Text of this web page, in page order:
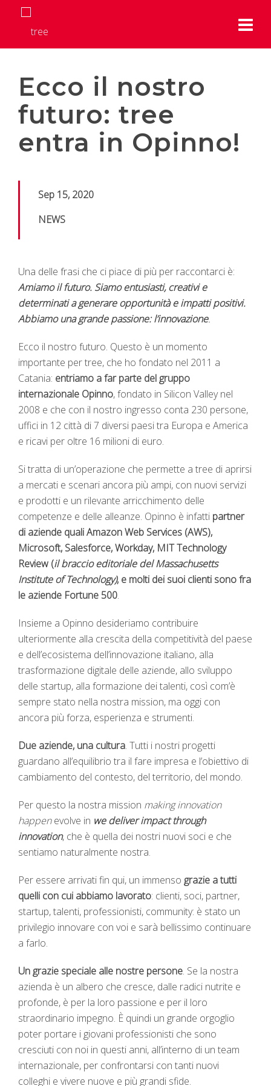
Ecco il nostro
futuro: tree
entra in Opinno!
Sep 15, 2020
NEWS
Una delle frasi che ci piace di più per raccontarci è:
Amiamo il futuro. Siamo entusiasti, creativi e
determinati a generare opportunità e impatti positivi.
Abbiamo una grande passione: l’innovazione.
Ecco il nostro futuro. Questo è un momento
importante per tree, che ho fondato nel 2011 a
Catania: entriamo a far parte del gruppo
internazionale Opinno, fondato in Silicon Valley nel
2008 e che con il nostro ingresso conta 230 persone,
uffici in 12 città di 7 diversi paesi tra Europa e America
e ricavi per oltre 16 milioni di euro.
Si tratta di un’operazione che permette a tree di aprirsi
a mercati e scenari ancora più ampi, con nuovi servizi
e prodotti e un rilevante arricchimento delle
competenze e delle alleanze. Opinno è infatti partner
di aziende quali Amazon Web Services (AWS),
Microsoft, Salesforce, Workday, MIT Technology
Review (il braccio editoriale del Massachusetts
Institute of Technology), e molti dei suoi clienti sono fra
le aziende Fortune 500.
Insieme a Opinno desideriamo contribuire
ulteriormente alla crescita della competitività del paese
e dell’ecosistema dell’innovazione italiano, alla
trasformazione digitale delle aziende, allo sviluppo
delle startup, alla formazione dei talenti, così com’è
sempre stato nella nostra mission, ma oggi con
ancora più forza, esperienza e strumenti.
Due aziende, una cultura. Tutti i nostri progetti
guardano all’equilibrio tra il fare impresa e l’obiettivo di
cambiamento del contesto, del territorio, del mondo.
Per questo la nostra mission making innovation
happenevolve in we deliver impact through
innovation, che è quella dei nostri nuovi soci e che
sentiamo naturalmente nostra.
Per essere arrivati fin qui, un immenso grazie a tutti
quelli con cui abbiamo lavorato: clienti, soci, partner,
startup, talenti, professionisti, community: è stato un
privilegio innovare con voi e sarà bellissimo continuare
a farlo.
Un grazie speciale alle nostre persone. Se la nostra
azienda è un albero che cresce, dalle radici nutrite e
profonde, è per la loro passione e per il loro
straordinario impegno. È quindi un grande orgoglio
poter portare i giovani professionisti che sono
cresciuti con noi in questi anni, all’interno di un team
internazionale, per confrontarsi con tanti nuovi
colleghi e vivere nuove e più grandi sfide.